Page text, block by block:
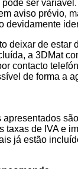
ser
aviso prévio,
devidamente
deixar de estar
a 3DMat
contacto
de forma a
apresentados
taxas de IVA e
já estão